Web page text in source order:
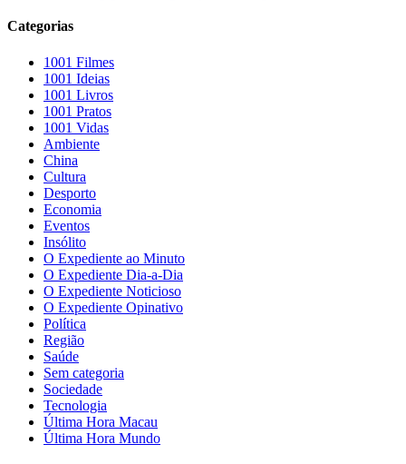
Categorias
1001 Filmes
1001 Ideias
1001 Livros
1001 Pratos
1001 Vidas
Ambiente
China
Cultura
Desporto
Economia
Eventos
Insólito
O Expediente ao Minuto
O Expediente Dia-a-Dia
O Expediente Noticioso
O Expediente Opinativo
Política
Região
Saúde
Sem categoria
Sociedade
Tecnologia
Última Hora Macau
Última Hora Mundo